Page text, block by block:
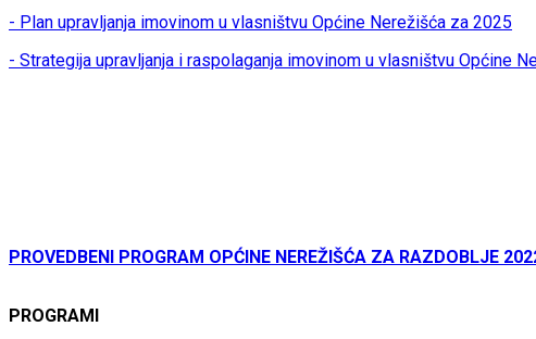
- Plan upravljanja imovinom u vlasništvu Općine Nerežišća za 2025
- Strategija upravljanja i raspolaganja imovinom u vlasništvu Općine
PROVEDBENI PROGRAM OPĆINE NEREŽIŠĆA ZA RAZDOBLJE
PROGRAMI